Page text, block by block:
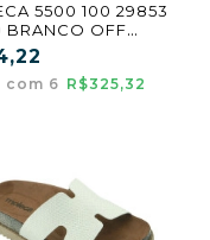
5500 100 29853
BRANCO OFF
(GF2)
com 6 R$325,32